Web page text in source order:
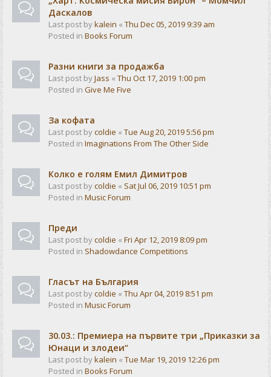
Даскалов
Last post bykalein « Thu Dec 05, 2019 9:39 am
Posted in Books Forum
Разни книги за продажба
Last post byJass « Thu Oct 17, 2019 1:00 pm
Posted in Give Me Five
За кофата
Last post bycoldie « Tue Aug 20, 2019 5:56 pm
Posted in Imaginations From The Other Side
Колко е голям Емил Димитров
Last post bycoldie « Sat Jul 06, 2019 10:51 pm
Posted in Music Forum
Преди
Last post bycoldie « Fri Apr 12, 2019 8:09 pm
Posted in Shadowdance Competitions
Гласът на България
Last post bycoldie « Thu Apr 04, 2019 8:51 pm
Posted in Music Forum
30.03.: Премиера на първите три „Приказки за
Юнаци и злодеи“
Last post bykalein « Tue Mar 19, 2019 12:26 pm
Posted in Books Forum